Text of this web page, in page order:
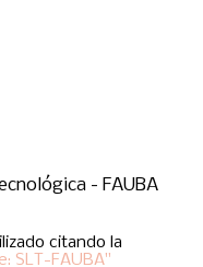
- FAUBA
citando la
SLT-FAUBA"